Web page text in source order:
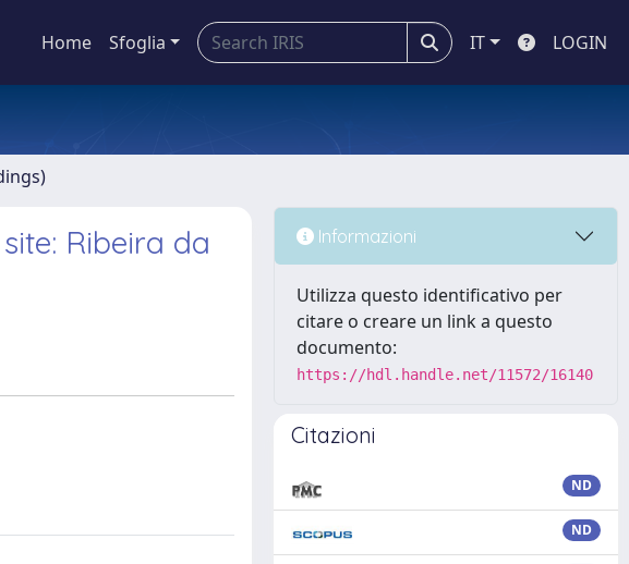
Home Sfoglia IT LOGIN
Ribeira da
Informazioni
Utilizza questo identificativo per
citare o creare un link a questo
documento:
https://hdl.handle.net/11572/16140
Citazioni
ND
ND